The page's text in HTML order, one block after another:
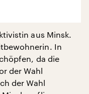
aus Minsk.
In
da die
der Wahl
der Wahl